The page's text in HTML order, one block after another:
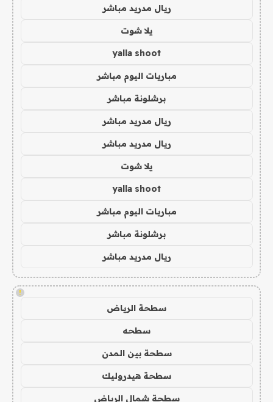
ريال مدريد مباشر
يلا شوت
yalla shoot
مباريات اليوم مباشر
برشلونة مباشر
ريال مدريد مباشر
ريال مدريد مباشر
يلا شوت
yalla shoot
مباريات اليوم مباشر
برشلونة مباشر
ريال مدريد مباشر
!
سطحة الرياض
سطحه
سطحة بين المدن
سطحة هيدروليك
سطحة شمال الرياض